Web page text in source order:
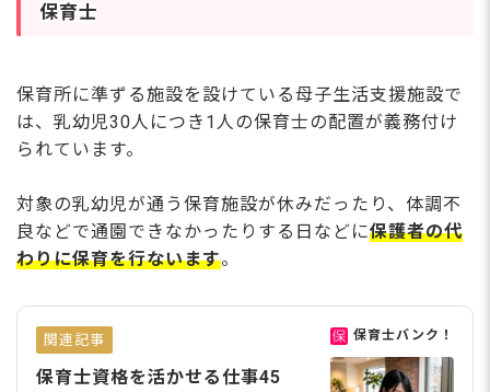
保育士
保育所に準ずる施設を設けている母子生活支援施設で
は、乳幼児30人につき1人の保育士の配置が義務付け
られています。
対象の乳幼児が通う保育施設が休みだったり、体調不
良などで通園できなかったりする日などに保護者の代
わりに保育を行ないます。
関連記事
保育士資格を活かせる仕事45
保育士バンク！